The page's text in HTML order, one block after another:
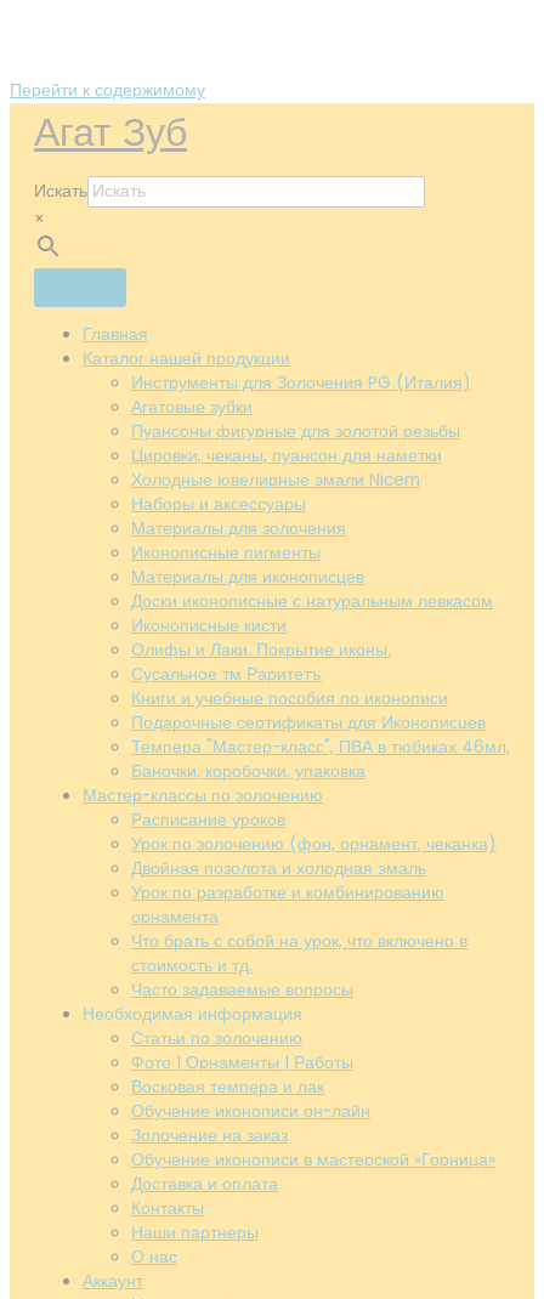
Перейти к содержимому
Агат Зуб
Искать
×
Главная
Каталог нашей продукции
Инструменты для Золочения PG (Италия)
Агатовые зубки
Пуансоны фигурные для золотой резьбы
Цировки, чеканы, пуансон для наметки
Холодные ювелирные эмали Nicem
Наборы и аксессуары
Материалы для золочения
Иконописные пигменты
Материалы для иконописцев
Доски иконописные с натуральным левкасом
Иконописные кисти
Олифы и Лаки. Покрытие иконы.
Сусальное тм Раритетъ
Книги и учебные пособия по иконописи
Подарочные сертификаты для Иконописцев
Темпера "Мастер-класс", ПВА в тюбиках 46мл,
Баночки, коробочки, упаковка
Мастер-классы по золочению
Расписание уроков
Урок по золочению (фон, орнамент, чеканка)
Двойная позолота и холодная эмаль
Урок по разработке и комбинированию
орнамента
Что брать с собой на урок, что включено в
стоимость и тд.
Часто задаваемые вопросы
Необходимая информация
Статьи по золочению
Фото | Орнаменты | Работы
Восковая темпера и лак
Обучение иконописи он-лайн
Золочение на заказ
Обучение иконописи в мастерской «Горница»
Доставка и оплата
Контакты
Наши партнеры
О нас
Аккаунт